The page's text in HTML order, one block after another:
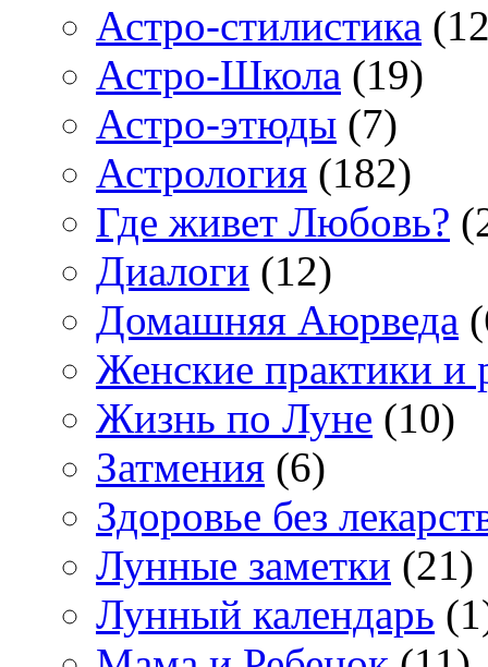
Астро-стилистика
Астро-Школа (19)
Астро-этюды (7)
Астрология (182)
Где живет Любовь?
Диалоги (12)
Домашняя Аюрведа
Женские практики и
Жизнь по Луне (10)
Затмения (6)
Здоровье без
Лунные заметки (21)
Лунный календарь